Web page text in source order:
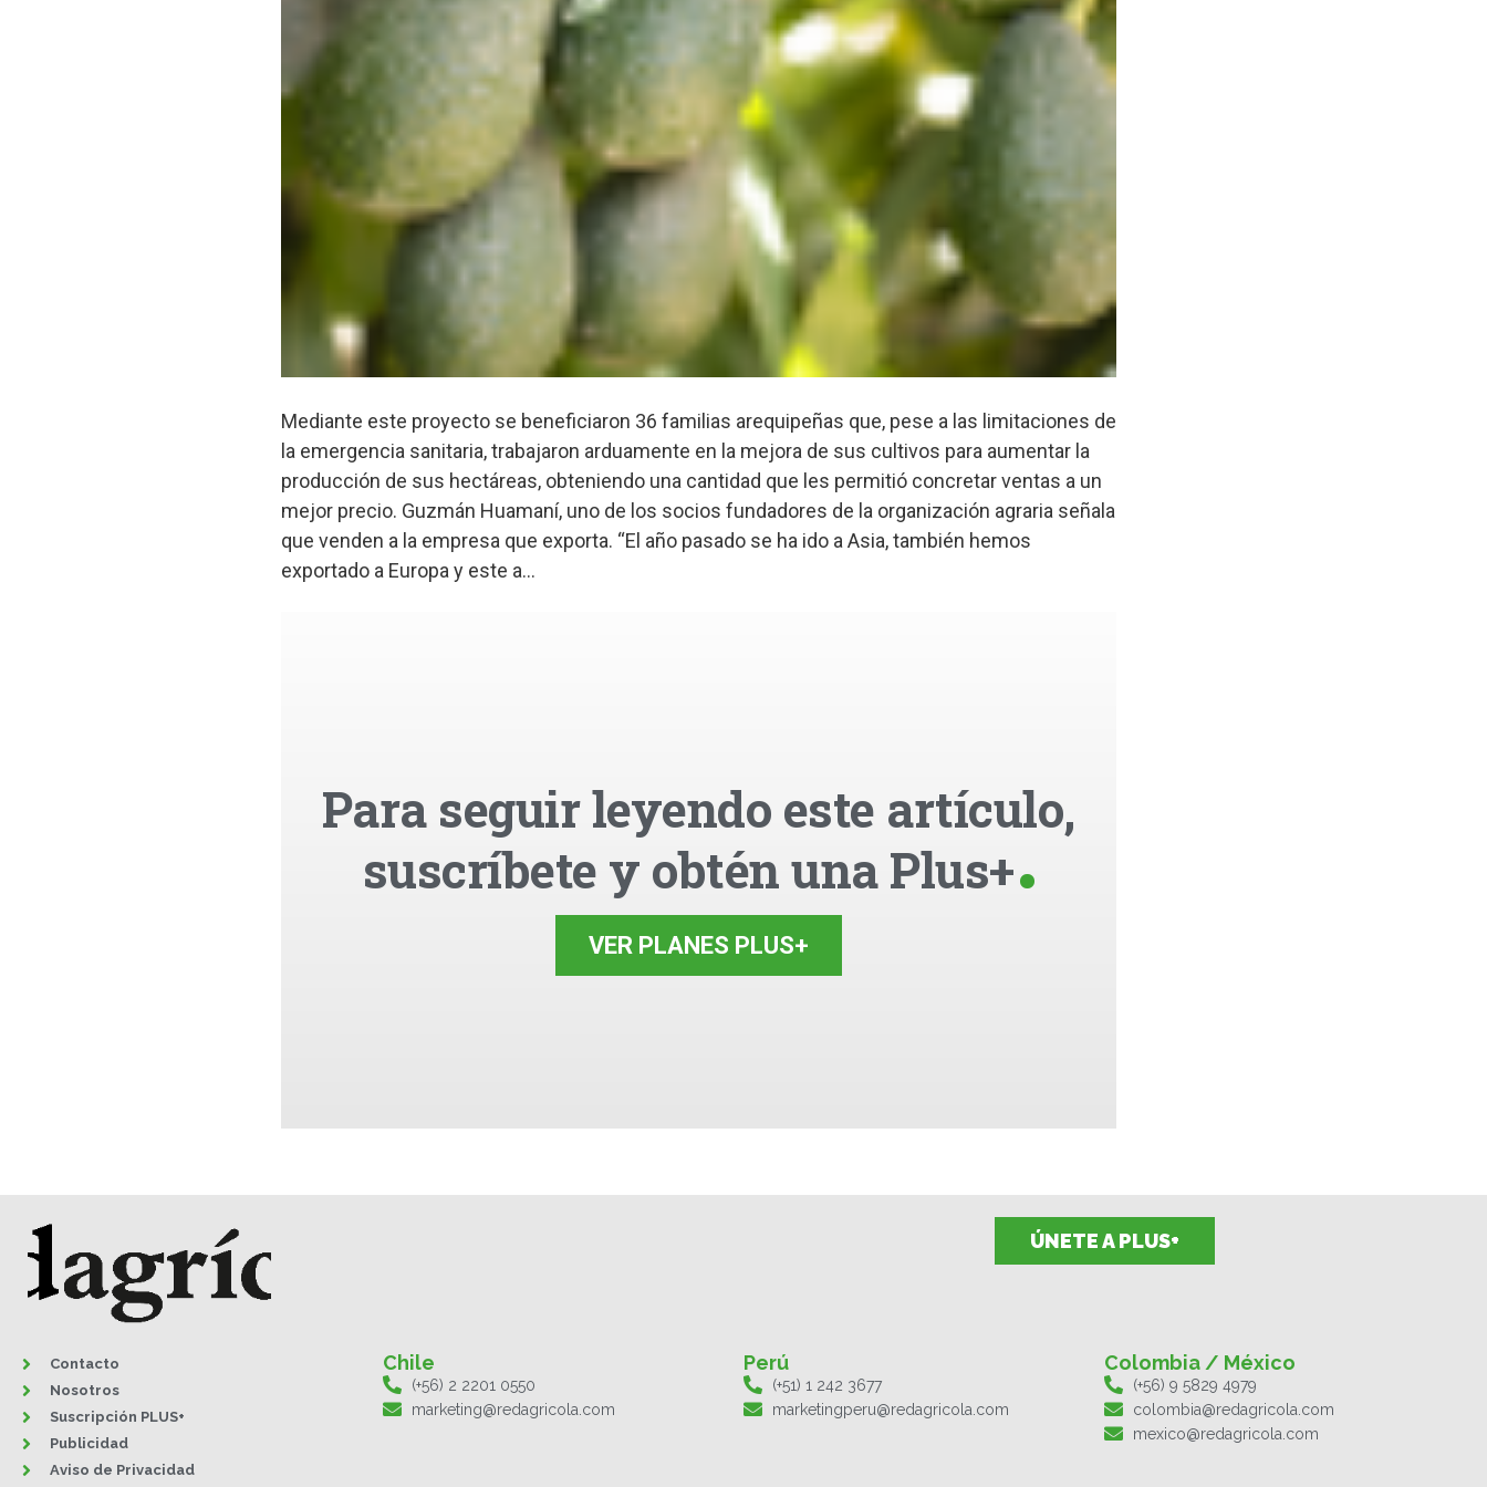
Mediante este proyecto se beneficiaron 36 familias arequipeñas que, pese a las limitaciones de
la emergencia sanitaria, trabajaron arduamente en la mejora de sus cultivos para aumentar la
producción de sus hectáreas, obteniendo una cantidad que les permitió concretar ventas a un
mejor precio. Guzmán Huamaní, uno de los socios fundadores de la organización agraria señala
que venden a la empresa que exporta. “El año pasado se ha ido a Asia, también hemos
exportado a Europa y este a...
Para seguir leyendo este artículo,
suscríbete y obtén una Plus+
VER PLANES PLUS+
ÚNETE A PLUS+
Contacto
Nosotros
Suscripción PLUS+
Publicidad
Aviso de Privacidad
Chile
(+56) 2 2201 0550
marketing@redagricola.com
Perú
(+51) 1 242 3677
marketingperu@redagricola.com
Colombia / México
(+56) 9 5829 4979
colombia@redagricola.com
mexico@redagricola.com